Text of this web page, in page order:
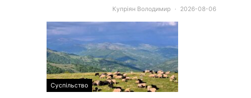
Купріян Володимир 2026-08-06
Суспільство